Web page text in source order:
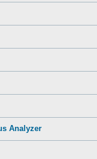
Analyzer